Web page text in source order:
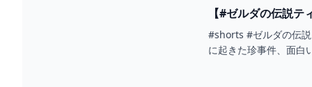
【#ゼルダの伝説
#shorts #ゼルダの伝
に起きた珍事件、面白